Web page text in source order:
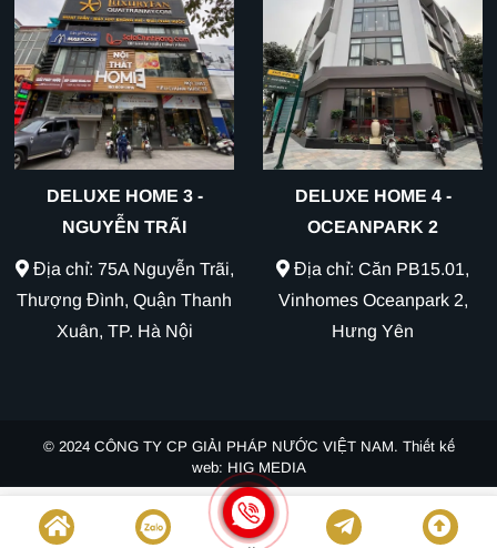
DELUXE HOME 3 -
NGUYỄN TRÃI
Địa chỉ: 75A Nguyễn Trãi,
Thượng Đình, Quận Thanh
Xuân, TP. Hà Nội
DELUXE HOME 4 -
OCEANPARK 2
Địa chỉ: Căn PB15.01,
Vinhomes Oceanpark 2,
Hưng Yên
© 2024 CÔNG TY CP GIẢI PHÁP NƯỚC VIỆT NAM. Thiết kế
web: HIG MEDIA